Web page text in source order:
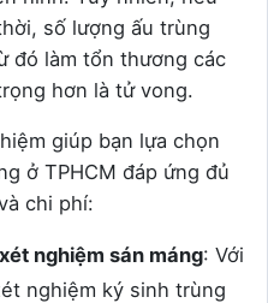
số lượng ấu trùng
đó làm tổn thương các
hơn là tử vong.
giúp bạn lựa chọn
ở TPHCM đáp ứng đủ
chi phí:
nghiệm sán máng: Với
nghiệm ký sinh trùng